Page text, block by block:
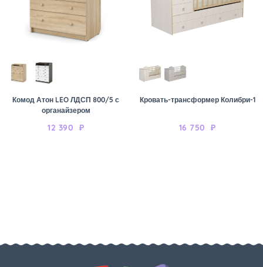
Комод Атон LEO ЛДСП 800/5 с
органайзером
12 390 ₽
Кровать-трансформер Колибри-1
16 750 ₽